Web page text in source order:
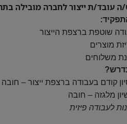
ה עובד/ת ייצור לחברה מובילה
שוטפת ברצפת הייצור
מוצרים
משלוחים
קודם בעבודה ברצפת ייצור – חובה
מלגזה – חובה
לעבודה פיזית